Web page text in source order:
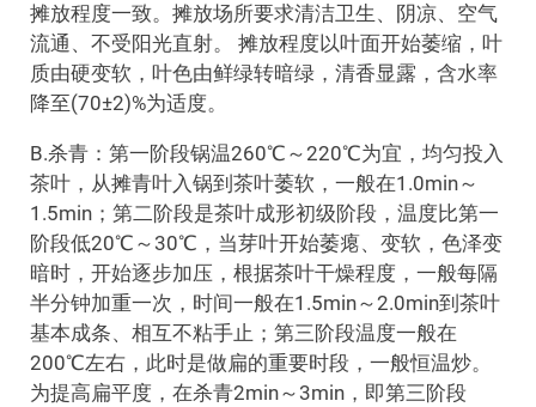
摊放程度一致。摊放场所要求清洁卫生、阴凉、空气
流通、不受阳光直射。 摊放程度以叶面开始萎缩，叶
质由硬变软，叶色由鲜绿转暗绿，清香显露，含水率
降至(70±2)%为适度。
B.杀青：第一阶段锅温260℃～220℃为宜，均匀投入
茶叶，从摊青叶入锅到茶叶萎软，一般在1.0min～
1.5min；第二阶段是茶叶成形初级阶段，温度比第一
阶段低20℃～30℃，当芽叶开始萎瘪、变软，色泽变
暗时，开始逐步加压，根据茶叶干燥程度，一般每隔
半分钟加重一次，时间一般在1.5min～2.0min到茶叶
基本成条、相互不粘手止；第三阶段温度一般在
200℃左右，此时是做扁的重要时段，一般恒温炒。
为提高扁平度，在杀青2min～3min，即第三阶段